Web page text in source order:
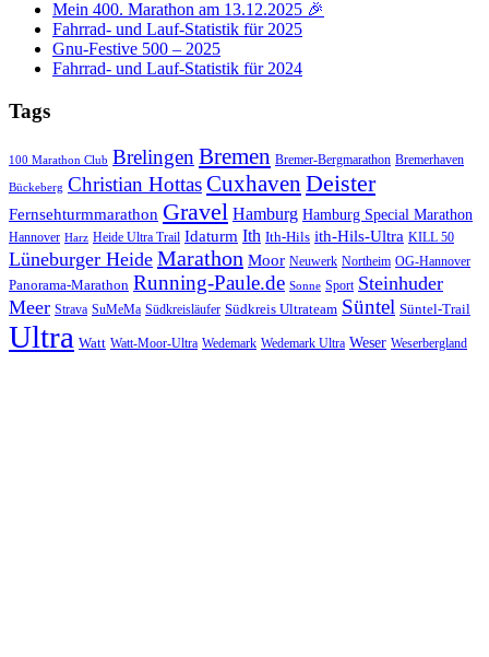
Mein 400. Marathon am 13.12.2025 🎉
Fahrrad- und Lauf-Statistik für 2025
Gnu-Festive 500 – 2025
Fahrrad- und Lauf-Statistik für 2024
Tags
100 Marathon Club BrelingenBremen Bremer-Bergmarathon Bremerhaven
Bückeberg Christian HottasCuxhaven Deister
Fernsehturmmarathon Gravel Hamburg Hamburg Special Marathon
Hannover Harz Heide Ultra Trail Idaturm Ith Ith-Hils ith-Hils-Ultra KILL 50
Lüneburger Heide Marathon Moor Neuwerk Northeim OG-Hannover
Panorama-Marathon Running-Paule.de Sonne Sport Steinhuder
Meer Strava SuMeMa Südkreisläufer Südkreis Ultrateam Süntel Süntel-Trail
Ultra Watt Watt-Moor-Ultra Wedemark Wedemark Ultra Weser Weserbergland